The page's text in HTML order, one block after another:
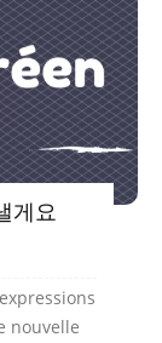
게요
nouvelle